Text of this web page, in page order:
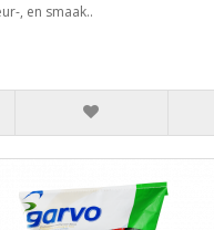
, en smaak..